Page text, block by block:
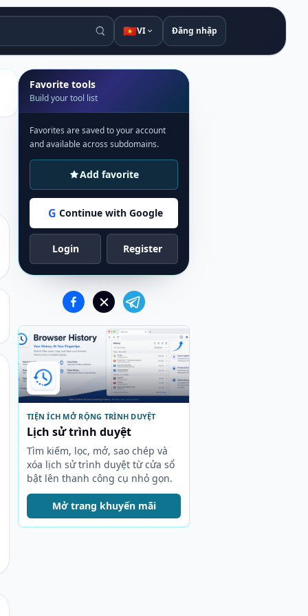
🇻🇳VI Đăng nhập
Favorite tools
Build your tool list
Favorites are saved to your account
and available across subdomains.
Add favorite
G Continue with Google
Login Register
TIỆN ÍCH MỞ RỘNG TRÌNH DUYỆT
Lịch sử trình duyệt
Tìm kiếm, lọc, mở, sao chép và
xóa lịch sử trình duyệt từ cửa sổ
bật lên thanh công cụ nhỏ gọn.
Mở trang khuyến mãi